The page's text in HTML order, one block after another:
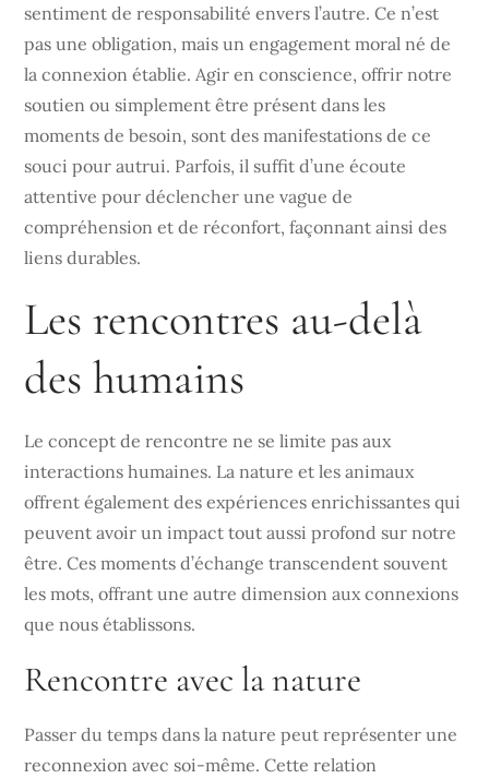
sentiment de responsabilité envers l’autre. Ce n’est
pas une obligation, mais un engagement moral né de
la connexion établie. Agir en conscience, offrir notre
soutien ou simplement être présent dans les
moments de besoin, sont des manifestations de ce
souci pour autrui. Parfois, il suffit d’une écoute
attentive pour déclencher une vague de
compréhension et de réconfort, façonnant ainsi des
liens durables.
Les rencontres au-delà
des humains
Le concept de rencontre ne se limite pas aux
interactions humaines. La nature et les animaux
offrent également des expériences enrichissantes qui
peuvent avoir un impact tout aussi profond sur notre
être. Ces moments d’échange transcendent souvent
les mots, offrant une autre dimension aux connexions
que nous établissons.
Rencontre avec la nature
Passer du temps dans la nature peut représenter une
reconnexion avec soi-même. Cette relation